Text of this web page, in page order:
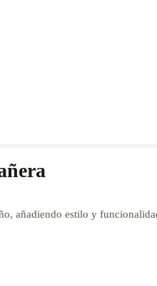
añadiendo estilo y